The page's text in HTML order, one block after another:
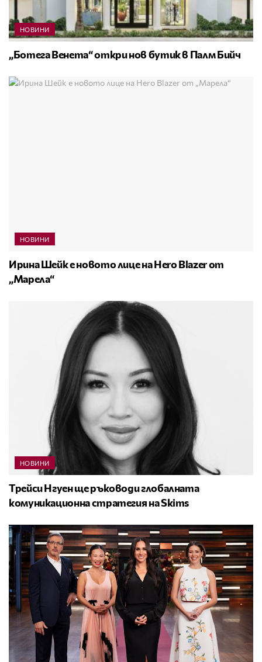
НОВИНИ
„Ботега Венета“ откри нов бутик в Палм Бийч
НОВИНИ
Ирина Шейк е новото лице на Hero Blazer от
„Марела“
НОВИНИ
Трейси Нгуен ще ръководи глобалната
комуникационна стратегия на Skims